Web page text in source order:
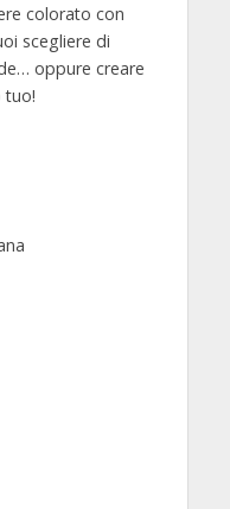
colorato con
scegliere di
oppure creare
tuo!